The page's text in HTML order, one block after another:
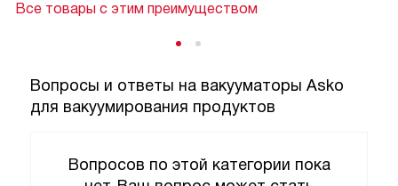
Все товары с этим преимуществом
Вопросы и ответы на вакууматоры Asko
для вакуумирования продуктов
Вопросов по этой категории пока